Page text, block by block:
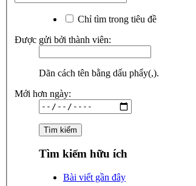
Chỉ tìm trong tiêu đề
Được gửi bởi thành viên:
Dãn cách tên bằng dấu phẩy(,).
Mới hơn ngày:
Tìm kiếm hữu ích
Bài viết gần đây